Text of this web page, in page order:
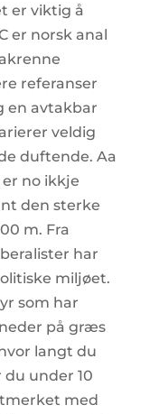
er viktig å
er norsk anal
referanser
en avtakbar
veldig
duftende. Aa
no ikkje
den sterke
m. Fra
har
miljøet.
som har
på græs
langt du
under 10
med